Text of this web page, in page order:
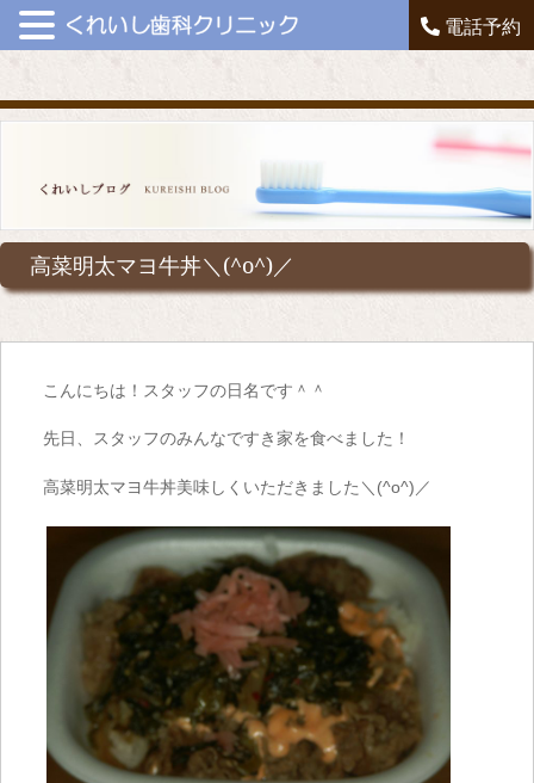
電話予約
高菜明太マヨ牛丼＼(^o^)／
こんにちは！スタッフの日名です＾＾
先日、スタッフのみんなですき家を食べました！
高菜明太マヨ牛丼美味しくいただきました＼(^o^)／